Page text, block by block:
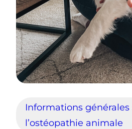
Informations générales
l’ostéopathie animale